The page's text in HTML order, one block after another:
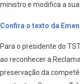
ministro e modifica a
Confira o texto da
Para o presidente do
ao reconhecer a
preservação da